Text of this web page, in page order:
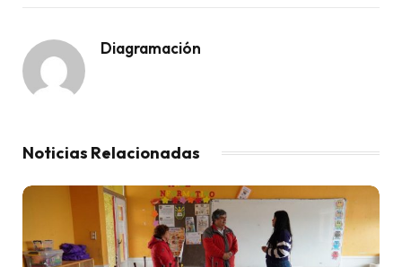
Diagramación
Noticias Relacionadas